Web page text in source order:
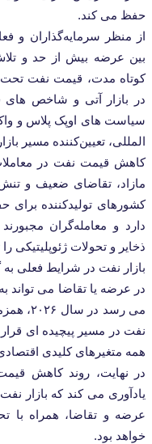
کند.
سرمایه‌گذاران و فعالان
بیش از حد و تلاش
مدت، قیمت نفت تحت فشار
آتی و شاخص‌ های قیمت
های اوپک پلاس و واکنش چین
تعیین‌کننده مسیر بازار
نفت در معاملات
تقاضای ضعیف و تنش ‌های
تولیدکننده برای حفظ
معامله‌گران مجبورند
و تحولات ژئوپلیتیکی را تحلیل
نفت در شرایط فعلی به گونه
یا تقاضا می‌ تواند به
می ‌رسد در سال
مسیر پیچیده‌ ای قرار گیرد
کلیدی اقتصادی و
روند کاهش قیمت ‌ها
می‌ کند که بازار نفت
تقاضا، همراه با تحولات
بود.